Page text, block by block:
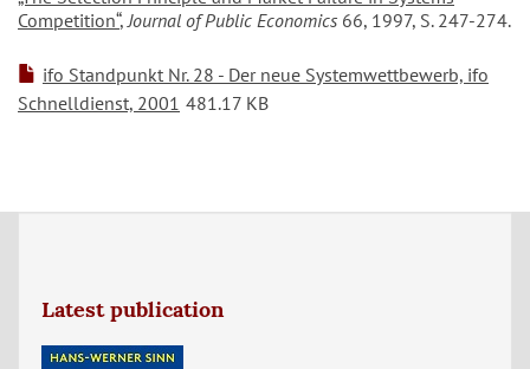
Competition“,Journal of Public Economics 66, 1997, S. 247-274.
ifo Standpunkt Nr. 28 - Der neue Systemwettbewerb, ifo
Schnelldienst, 2001 481.17 KB
Latest publication